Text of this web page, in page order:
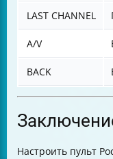
LAST CHANNEL
A/V
BACK
Настроить пульт